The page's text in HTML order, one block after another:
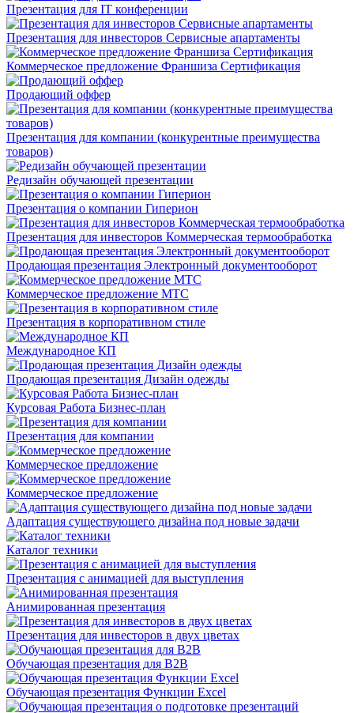
Презентация для IT конференции
Презентация для инвесторов Сервисные апартаменты
Коммерческое предложение Франшиза Сертификация
Продающий оффер
Презентация для компании (конкурентные преимущества
товаров)
Редизайн обучающей презентации
Презентация о компании Гиперион
Презентация для инвесторов Коммерческая термообработка
Продающая презентация Электронный документооборот
Коммерческое предложение МТС
Презентация в корпоративном стиле
Международное КП
Продающая презентация Дизайн одежды
Курсовая Работа Бизнес-план
Презентация для компании
Коммерческое предложение
Коммерческое предложение
Адаптация существующего дизайна под новые задачи
Каталог техники
Презентация с анимацией для выступления
Анимированная презентация
Презентация для инвесторов в двух цветах
Обучающая презентация для B2B
Обучающая презентация Функции Excel